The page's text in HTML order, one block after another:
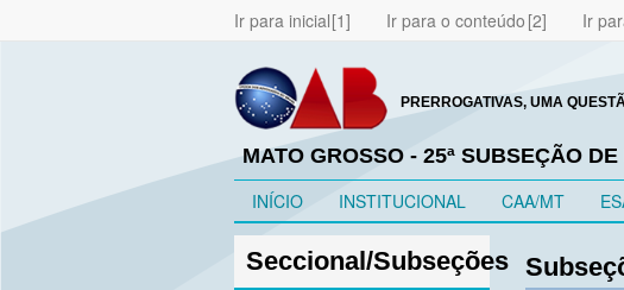
Ir para inicial Ir para o conteúdo Ir
PRERROGATIVAS, UMA
MATO GROSSO - 25ª SUBSEÇÃO
INÍCIO INSTITUCIONAL CAA/MT
Seccional/Subseções